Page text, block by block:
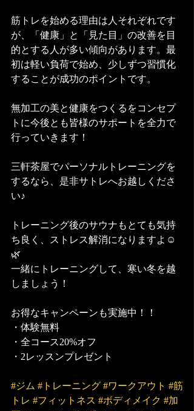
筋トレを始める理由は人それぞれです
が、「健康」と「見た目」の改善を目
的とする人が多い傾向があります。最
初は軽い負荷で始め、少しずつ習慣化
することが成功のポイントです。
無加工の美と健康をつくるをコンセプ
トに今後とも皆様のサポートを全力で
行っていきます！
三軒茶屋でパーソナルトレーニングを
するなら、是非サトレへお越しくださ
い♪
トレーニング後のサウナもとても気持
ち良く、ストレス解消になりますよ☺️
🌿
一緒にトレーニングして、寒い冬を越
しましょう！
お得なキャンペーンも実施中！！
・体験無料
・全コース20%オフ
・2レッスンプレゼント
#ジム #トレーニング #ワークアウト #筋
トレ #フィットネス #ボディメイク #加